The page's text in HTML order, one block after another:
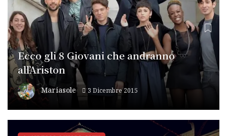
Ecco gli 8 Giovani che andranno
all’Ariston
Mariasole 3 Dicembre 2015